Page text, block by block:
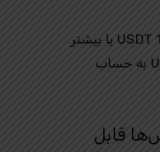
انتقال فقط 10 USDT به حساب
قابل